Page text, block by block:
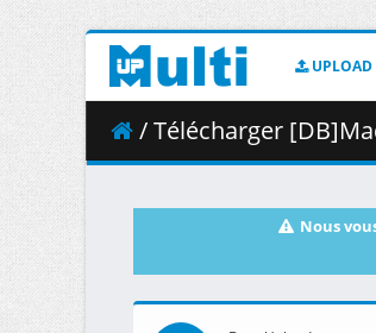
UPLOAD
/ Télécharger [DB]Made in
Nous